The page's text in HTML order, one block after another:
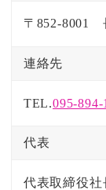
〒852-8001
連絡先
TEL.095-894-
代表
代表取締役